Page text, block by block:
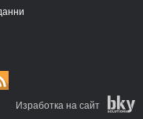
Изработка на сайт